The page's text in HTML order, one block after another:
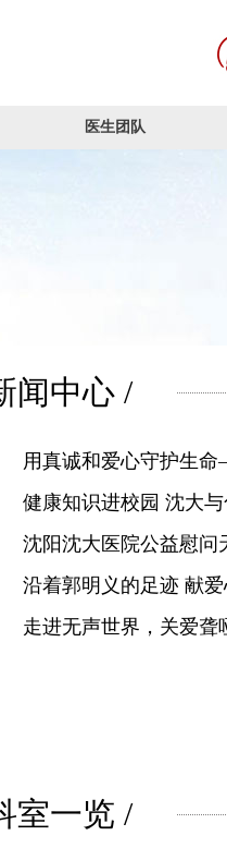
医生团队
闻中心 /
用真诚和爱心守护生
健康知识进校园 沈大
沈阳沈大医院公益慰问
沿着郭明义的足迹 献
走进无声世界，关爱聋
室一览 /